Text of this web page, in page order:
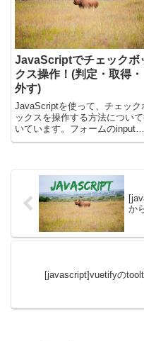
JavaScriptでチェックボ
クス操作！(判定・取得・
外す)
JavaScriptを使って、チェック
ックスを操作する方法につい
いています。フォームのinputタ
グのチェックボックスに対し
ン・オフ判定・チェックボック
の現在値を取得す...
か
[javascript]vuetifyの